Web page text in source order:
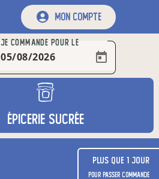
mon compte
JE COMMANDE POUR LE
ÉPICERIE SUCRÉE
Plus que 1 jour
pour passer commande